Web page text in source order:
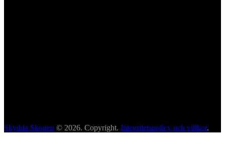
Skydda Skogen © 2026. Copyright. Integritetspolicy och villkor.